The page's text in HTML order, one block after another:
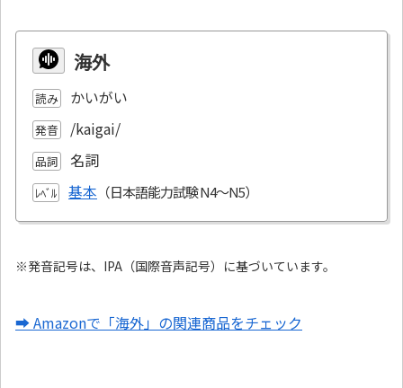
海外
読み かいがい
発音 /kaigai/
品詞 名詞
ﾚﾍﾞﾙ 基本
※発音記号は、IPA（国際音声記号）に基づいています。
➡ Amazonで「海外」の関連商品をチェック